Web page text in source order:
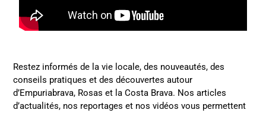
Restez informés de la vie locale, des nouveautés, des
conseils pratiques et des découvertes autour
d’Empuriabrava, Rosas et la Costa Brava. Nos articles
d’actualités, nos reportages et nos vidéos vous permettent